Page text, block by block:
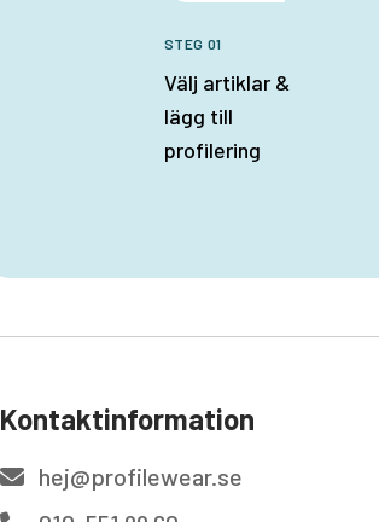
STEG 01
Välj artiklar &
lägg till
profilering
Kontaktinformation
hej@profilewear.se